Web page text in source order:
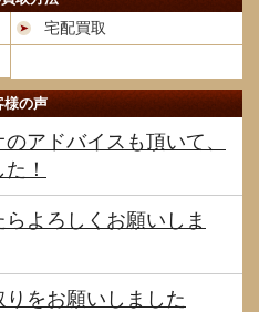
宅配買取
様の声
アドバイスも頂いて、
！
よろしくお願いしま
をお願いしました